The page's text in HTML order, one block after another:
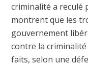
criminalité a reculé
montrent que les
gouvernement
contre la
faits, selon une